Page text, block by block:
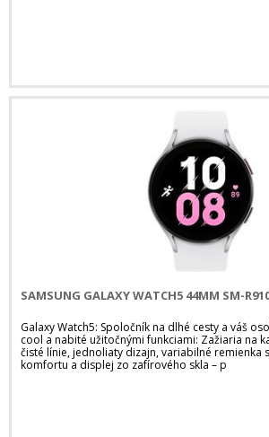
SAMSUNG GALAXY WATCH5 44MM SM-
Galaxy Watch5: Spoločník na dlhé cesty a váš
cool a nabité užitočnými funkciami: Zažiaria na
čisté línie, jednoliaty dizajn, variabilné remienka
komfortu a displej zo zafírového skla – p